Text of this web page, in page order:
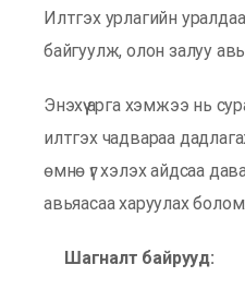
Илтгэх урлагийн
байгуулж, олон залуу
Энэхүү арга хэмжээ нь
илтгэх чадвараа
өмнө үг хэлэх айдсаа
авьяасаа харуулах
Шагналт байрууд: